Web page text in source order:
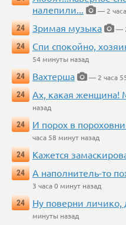
налепили...
— 2
24
Зримая музыка
—
24
Спи спокойно,
54 минуты назад
24
Вахтерша
— 2 часа
24
Ах, какая женщина!
назад
24
И порох в
часа 58 минут назад
24
Кажется
24
А наполнитель-то
3 часа 0 минут назад
24
Ну поверни личико,
минуты назад